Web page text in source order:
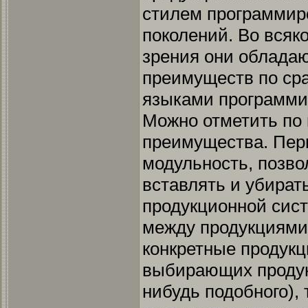
стилем
поколений. Во
зрения они
преимуществ по
языками
Можно отметить по
преимущества.
модульность,
вставлять и
продукционной
между
конкретные
выбирающих
нибудь подобного),